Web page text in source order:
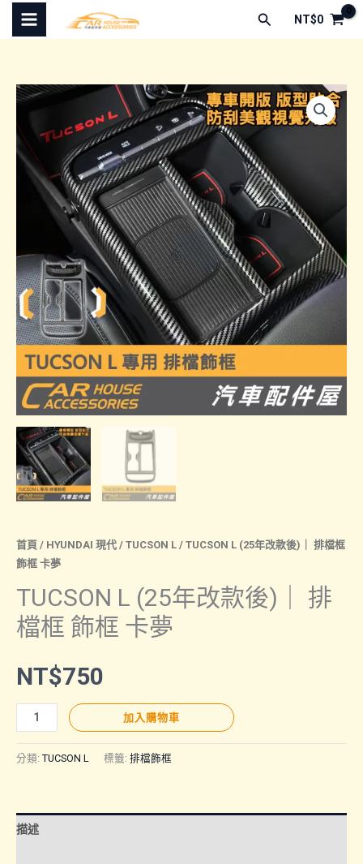
搜
尋
NT$0
首頁 / HYUNDAI 現代 / TUCSON L / TUCSON L (25年改款後)｜ 排檔框
飾框 卡夢
TUCSON L (25年改款後)｜ 排
檔框 飾框 卡夢
NT$750
TUCSON
L
(25
款
後)
加入購物車
分類: TUCSON L 標籤: 排檔飾框
描述